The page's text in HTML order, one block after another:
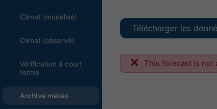
Climat (modélisé)
Climat (observé)
Vérification à court
terme
Archive météo
Télécharger les
This forecast is not